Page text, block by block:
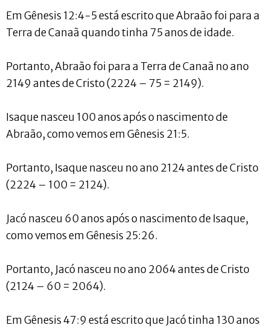
Em Gênesis 12:4-5 está escrito que Abraão foi para a
Terra de Canaã quando tinha 75 anos de idade.
Portanto, Abraão foi para a Terra de Canaã no ano
2149 antes de Cristo (2224 – 75 = 2149).
Isaque nasceu 100 anos após o nascimento de
Abraão, como vemos em Gênesis 21:5.
Portanto, Isaque nasceu no ano 2124 antes de Cristo
(2224 – 100 = 2124).
Jacó nasceu 60 anos após o nascimento de Isaque,
como vemos em Gênesis 25:26.
Portanto, Jacó nasceu no ano 2064 antes de Cristo
(2124 – 60 = 2064).
Em Gênesis 47:9 está escrito que Jacó tinha 130 anos